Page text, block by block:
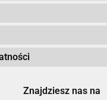
Znajdziesz nas na